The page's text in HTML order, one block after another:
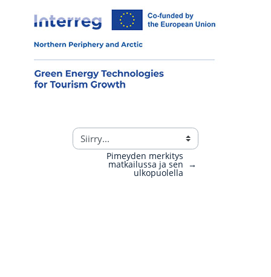
→
Pimeyden merkitys
matkailussa ja sen
ulkopuolella